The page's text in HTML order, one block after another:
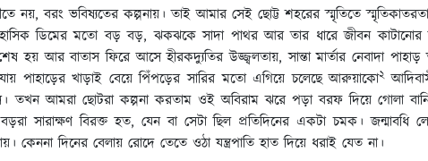
নয়, বরং ভবিষ্যতের কল্পনায়। তাই আমার সেই ছোট্ট শহরের স্মৃতিতে
ডিমের মতো বড় বড়, ঝকঝকে সাদা পাথর আর তার ধারে জীবন কাটানোর
শেষ হয় আর বাতাস ফিরে আসে হীরকদ্যুতির উজ্জ্বলতায়, সান্তা মার্তার নেবাদা
যায় পাহাড়ের খাড়াই বেয়ে পিঁপড়ের সারির মতো এগিয়ে চলেছে আরুয়াকো২
তখন আমরা ছোটরা কল্পনা করতাম ওই অবিরাম ঝরে পড়া বরফ দিয়ে গোলা
সারাক্ষণ বিরক্ত হত, যেন বা সেটা ছিল প্রতিদিনের একটা চমক।
কেননা দিনের বেলায় রোদে তেতে ওঠা যন্ত্রপাতি হাত দিয়ে ধরাই যেত না।